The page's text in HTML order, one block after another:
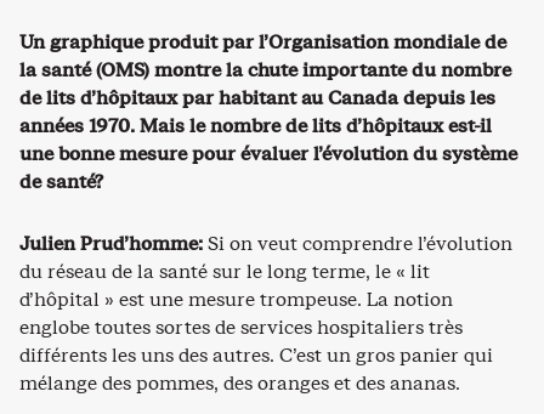
Un graphique produit par l’Organisation mondiale de
la santé (OMS) montre la chute importante du nombre
de lits d’hôpitaux par habitant au Canada depuis les
années 1970. Mais le nombre de lits d’hôpitaux est-il
une bonne mesure pour évaluer l’évolution du système
de santé?
Julien Prud’homme:Si on veut comprendre l’évolution
du réseau de la santé sur le long terme, le « lit
d’hôpital » est une mesure trompeuse. La notion
englobe toutes sortes de services hospitaliers très
différents les uns des autres. C’est un gros panier qui
mélange des pommes, des oranges et des ananas.